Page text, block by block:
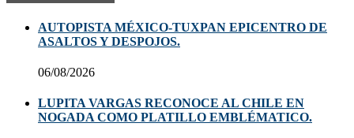
AUTOPISTA MÉXICO-TUXPAN EPICENTRO DE
ASALTOS Y DESPOJOS.
06/08/2026
LUPITA VARGAS RECONOCE AL CHILE EN
NOGADA COMO PLATILLO EMBLÉMATICO.